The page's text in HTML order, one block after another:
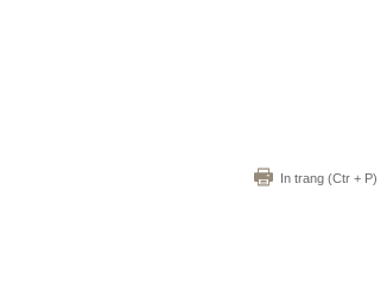
In trang (Ctr + P)